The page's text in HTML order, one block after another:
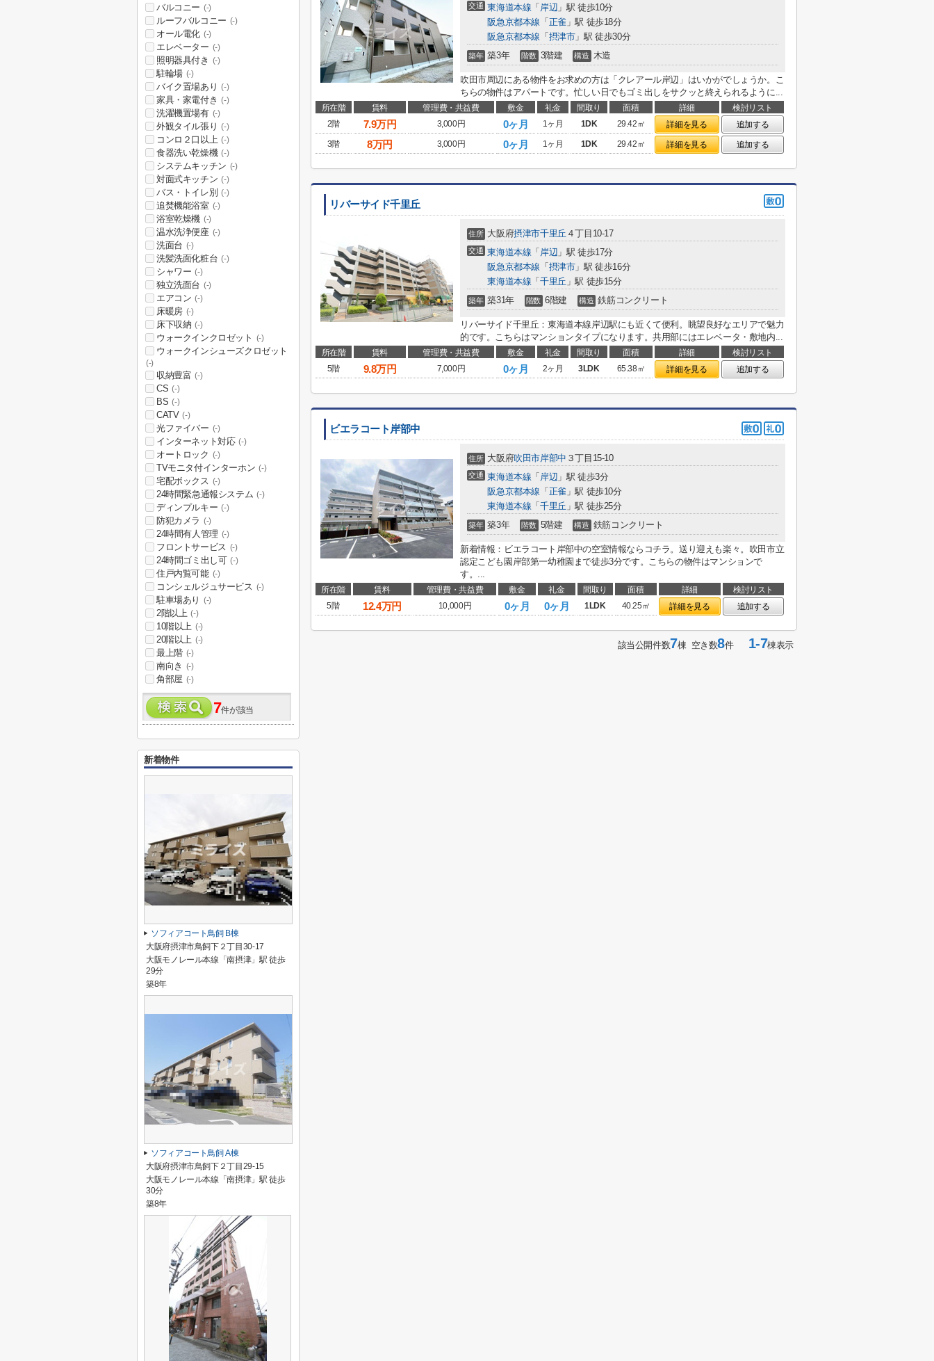
交通 東海道本線 「 岸辺 」駅 徒歩10分
阪急京都本線 「 正雀 」駅 徒歩18分
阪急京都本線 「 摂津市」駅 徒歩30分
築年 築3年 階数 3階建 構造 木造
吹田市周辺にある物件をお求めの方は「クレアール岸辺」はいかがでしょうか。こ
ちらの物件はアパートです。忙しい日でもゴミ出しをサクッと終えられるように...
所在階 賃料 管理費・共益費 敷金 礼金 間取り 面積 詳細
検討リスト
2階
7.9万円 3,000円 0ヶ月 1ヶ月 1DK 29.42㎡ 詳細を見る
追加する
3階
8万円 3,000円 0ヶ月 1ヶ月 1DK 29.42㎡ 詳細を見る 追加する
リバーサイド千里丘
住所 大阪府摂津市千里丘 ４丁目10-17
交通 東海道本線 「 岸辺 」駅 徒歩17分
阪急京都本線 「 摂津市」駅 徒歩16分
東海道本線 「 千里丘 」駅 徒歩15分
築年 築31年 階数 6階建 構造 鉄筋コンクリート
リバーサイド千里丘：東海道本線岸辺駅にも近くて便利。眺望良好なエリアで魅力
的です。こちらはマンションタイプになります。共用部にはエレベータ・敷地内...
所在階 賃料 管理費・共益費 敷金 礼金 間取り 面積 詳細
検討リスト
5階
9.8万円 7,000円 0ヶ月 2ヶ月 3LDK 65.38㎡ 詳細を見る 追加する
ビエラコート岸部中
住所 大阪府吹田市岸部中 ３丁目15-10
交通 東海道本線 「 岸辺 」駅 徒歩3分
阪急京都本線 「 正雀 」駅 徒歩10分
東海道本線 「 千里丘 」駅 徒歩25分
築年 築3年 階数 5階建 構造 鉄筋コンクリート
新着情報：ビエラコート岸部中の空室情報ならコチラ。送り迎えも楽々。吹田市立
認定こども園岸部第一幼稚園まで徒歩3分です。こちらの物件はマンションで
す。...
所在階 賃料 管理費・共益費 敷金 礼金 間取り 面積 詳細
検討リスト
5階
12.4万円 10,000円 0ヶ月 0ヶ月 1LDK 40.25㎡ 詳細を見る 追加する
該当公開件数7棟 空き数8件1-7棟表示
バルコニー (-)
ルーフバルコニー (-)
オール電化 (-)
エレベーター (-)
照明器具付き (-)
駐輪場 (-)
バイク置場あり (-)
家具・家電付き (-)
洗濯機置場有 (-)
外観タイル張り (-)
コンロ２口以上 (-)
食器洗い乾燥機 (-)
システムキッチン (-)
対面式キッチン (-)
バス・トイレ別 (-)
追焚機能浴室 (-)
浴室乾燥機 (-)
温水洗浄便座 (-)
洗面台 (-)
洗髪洗面化粧台 (-)
シャワー (-)
独立洗面台 (-)
エアコン (-)
床暖房 (-)
床下収納 (-)
ウォークインクロゼット (-)
ウォークインシューズクロゼット
(-)
収納豊富 (-)
CS (-)
BS (-)
CATV (-)
光ファイバー (-)
インターネット対応 (-)
オートロック (-)
TVモニタ付インターホン (-)
宅配ボックス (-)
24時間緊急通報システム (-)
ディンプルキー (-)
防犯カメラ (-)
24時間有人管理 (-)
フロントサービス (-)
24時間ゴミ出し可 (-)
住戸内覧可能 (-)
コンシェルジュサービス (-)
駐車場あり (-)
2階以上 (-)
10階以上 (-)
20階以上 (-)
最上階 (-)
南向き (-)
角部屋 (-)
7件が該当
新着物件
ソフィアコート鳥飼 B棟
大阪府摂津市鳥飼下２丁目30-17
大阪モノレール本線「南摂津」駅 徒歩
29分
築8年
ソフィアコート鳥飼 A棟
大阪府摂津市鳥飼下２丁目29-15
大阪モノレール本線「南摂津」駅 徒歩
30分
築8年